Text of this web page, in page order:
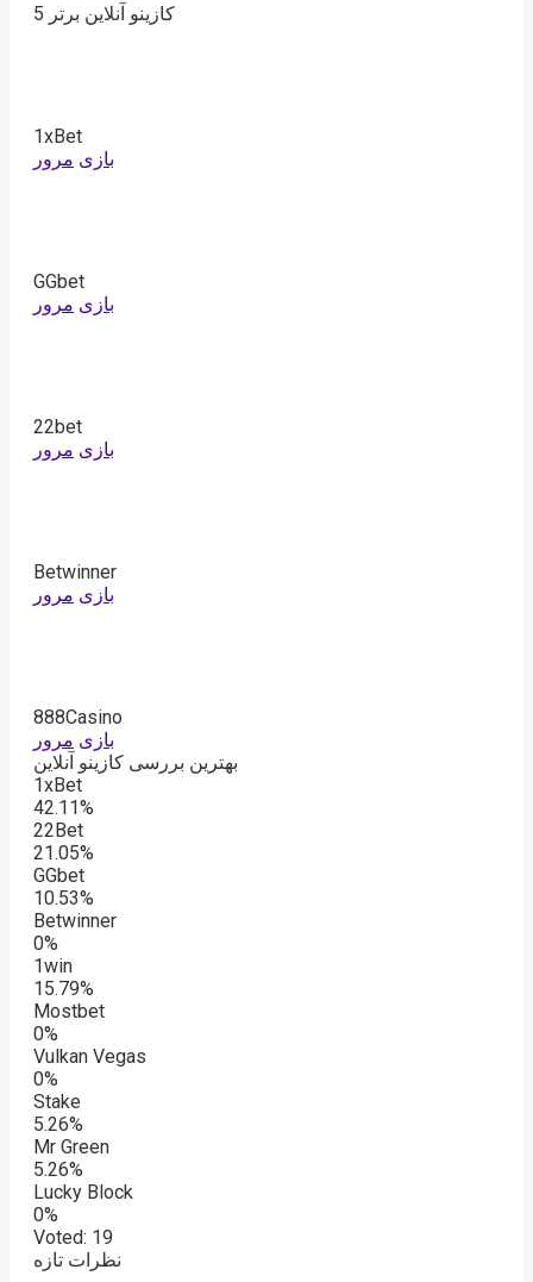
5 کازینو آنلاین برتر
1xBet
بازی مرور
GGbet
بازی مرور
22bet
بازی مرور
Betwinner
بازی مرور
888Casino
بازی مرور
بهترین بررسی کازینو آنلاین
1xBet
42.11%
22Bet
21.05%
GGbet
10.53%
Betwinner
0%
1win
15.79%
Mostbet
0%
Vulkan Vegas
0%
Stake
5.26%
Mr Green
5.26%
Lucky Block
0%
Voted: 19
نظرات تازه